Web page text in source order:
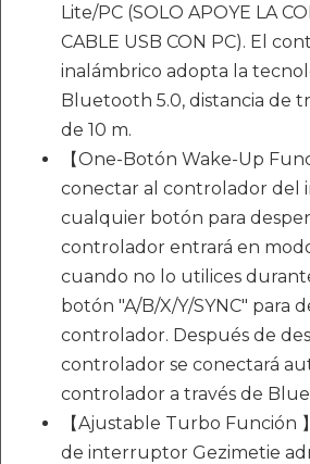
Lite/PC (SOLO APOYE LA
CABLE USB CON PC). El
inalámbrico adopta la
Bluetooth 5.0, distancia de
de 10 m.
【One-Botón Wake-Up
conectar al controlador del
cualquier botón para
controlador entrará en
cuando no lo utilices
botón "A/B/X/Y/SYNC" para
controlador. Después de
controlador se conectará
controlador a través de
【Ajustable Turbo Función
de interruptor Gezimetie